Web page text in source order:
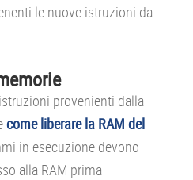
le nuove istruzioni da
provenienti dalla
come liberare la RAM del
in esecuzione devono
alla RAM prima